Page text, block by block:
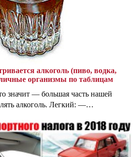
алкоголь (пиво, водка,
организмы по таблицам
значит — большая часть нашей
алкоголь. Легкий: —…